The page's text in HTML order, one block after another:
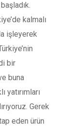
kalmalı
işleyerek
bir
buna
yatırımları
Gerek
eden ürün